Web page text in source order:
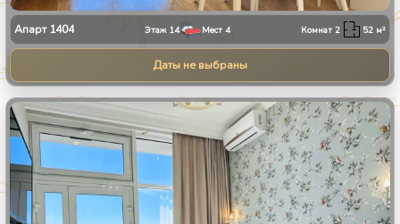
Апарт 1404 Этаж 14 Мест 4 Комнат2 52 м²
Даты не выбраны